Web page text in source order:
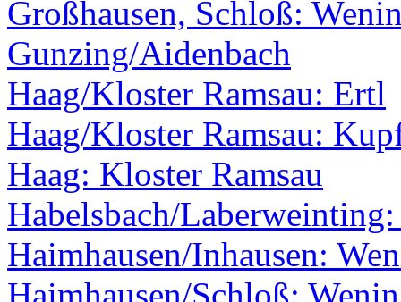
Großhausen, Schloß:
Gunzing/Aidenbach
Haag/Kloster Ramsau: Ertl
Haag/Kloster Ramsau:
Haag: Kloster Ramsau
Habelsbach/
Haimhausen/Inhausen: